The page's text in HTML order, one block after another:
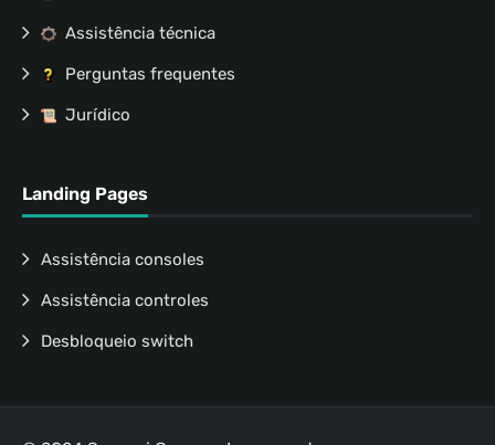
Assistência técnica
Perguntas frequentes
Jurídico
Landing Pages
Assistência consoles
Assistência controles
Desbloqueio switch